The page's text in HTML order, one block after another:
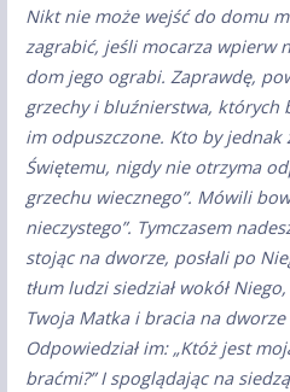
Nikt nie może wejść do domu
zagrabić, jeśli mocarza wpierw
dom jego ograbi. Zaprawdę,
grzechy i bluźnierstwa, których
im odpuszczone. Kto by jednak
Świętemu, nigdy nie otrzyma
grzechu wiecznego”. Mówili
nieczystego”. Tymczasem
stojąc na dworze, posłali po
tłum ludzi siedział wokół
Twoja Matka i bracia na dworze
Odpowiedział im: „Któż jest
braćmi?” I spoglądając na